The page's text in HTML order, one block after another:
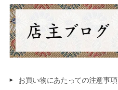
お買い物にあたっての注意事項